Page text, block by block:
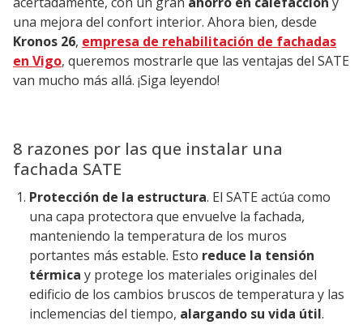
una mejora del confort interior. Ahora bien, desde
Kronos 26, empresa de rehabilitación de fachadas
en Vigo, queremos mostrarle que las ventajas del SATE
van mucho más allá. ¡Siga leyendo!
8 razones por las que instalar una
fachada SATE
Protección de la estructura. El SATE actúa como
una capa protectora que envuelve la fachada,
manteniendo la temperatura de los muros
portantes más estable. Esto reduce la tensión
térmica y protege los materiales originales del
edificio de los cambios bruscos de temperatura y las
inclemencias del tiempo, alargando su vida útil.